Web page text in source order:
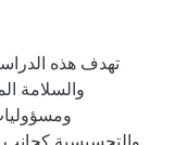
تهدف هذه
والسلامة